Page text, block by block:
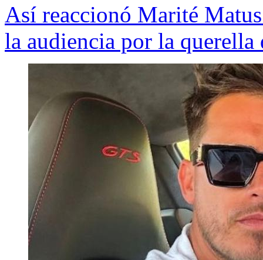
Así reaccionó Marité Matus
la audiencia por la